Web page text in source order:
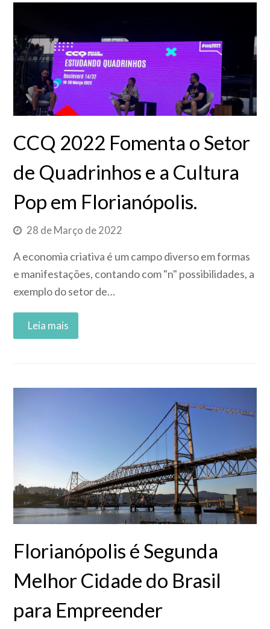
CCQ 2022 Fomenta o Setor
de Quadrinhos e a Cultura
Pop em Florianópolis.
28 de Março de 2022
A economia criativa é um campo diverso em formas
e manifestações, contando com "n" possibilidades, a
exemplo do setor de…
Florianópolis é Segunda
Melhor Cidade do Brasil
para Empreender